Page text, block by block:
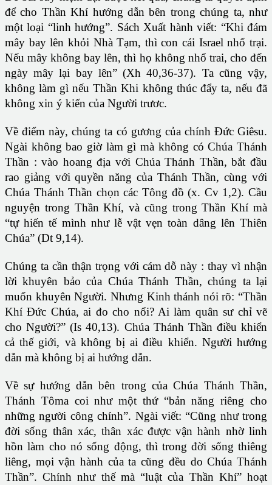
để cho Thần Khí hướng dẫn bên trong chúng ta, như
một loại “linh hướng”. Sách Xuất hành viết: “Khi đám
mây bay lên khỏi Nhà Tạm, thì con cái Israel nhổ trại.
Nếu mây không bay lên, thì họ không nhổ trai, cho đến
ngày mây lại bay lên” (Xh 40,36-37). Ta cũng vậy,
không làm gì nếu Thần Khi không thúc đẩy ta, nếu đã
không xin ý kiến của Người trươc.
Về điểm này, chúng ta có gương của chính Đức Giêsu.
Ngài không bao giờ làm gì mà không có Chúa Thánh
Thần : vào hoang địa với Chúa Thánh Thần, bắt đầu
rao giảng với quyền năng của Thánh Thần, cùng với
Chúa Thánh Thần chọn các Tông đồ (x. Cv 1,2). Cầu
nguyện trong Thần Khí, và cũng trong Thần Khí mà
“tự hiến tế mình như lễ vật vẹn toàn dâng lên Thiên
Chúa” (Dt 9,14).
Chúng ta cần thận trọng với cám dỗ này : thay vì nhận
lời khuyên bảo của Chúa Thánh Thần, chúng ta lại
muốn khuyên Người. Nhưng Kinh thánh nói rõ: “Thần
Khí Đức Chúa, ai đo cho nổi? Ai làm quân sư chỉ vẽ
cho Người?” (Is 40,13). Chúa Thánh Thần điều khiển
cả thế giới, và không bị ai điều khiển. Người hướng
dẫn mà không bị ai hướng dẫn.
Về sự hướng dẫn bên trong của Chúa Thánh Thần,
Thánh Tôma coi như một thứ “bản năng riêng cho
những người công chính”. Ngài viết: “Cũng như trong
đời sống thân xác, thân xác được vận hành nhờ linh
hồn làm cho nó sống động, thì trong đời sống thiêng
liêng, mọi vận hành của ta cũng đều do Chúa Thánh
Thần”. Chính như thế mà “luật của Thần Khí” hoạt